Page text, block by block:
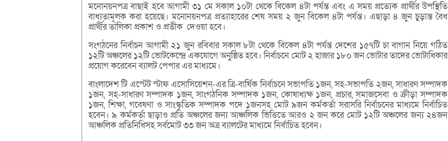
মনোনয়নপত্র বাছাই হবে আগামী ৩১ মে সকাল ১০টা থেকে বিকেল ৪টা পর্যন্ত এবং এ সময় প্রত্যেক প্রার্থীর উপস্থিতি
বাধ্যতামূলক করা হয়েছে। মনোনয়নপত্র প্রত্যাহারের শেষ সময় ২ জুন বিকেল ৪টা পর্যন্ত। এছাড়া ৪ জুন চুড়ান্ত বৈধ
প্রার্থীর তালিকা প্রকাশ ও প্রতীক দেওয়া হবে।
সংগঠনের নির্বাচন আগামী ২১ জুন রবিবার সকাল ৮টা থেকে বিকেল ৪টা পর্যন্ত দেশের ১৫৭টি চা বাগান নিয়ে গঠিত
১২টি অঞ্চলের ১২টি ভোটকেন্দ্রে একযোগে অনুষ্ঠিত হবে। নির্বাচনে মোট ২ হাজার ১৮০ জন ভোটার তাদের ভোটাধিকার
প্রয়োগ করেবেন ব্যালট পেপার এর মাধ্যমে।
বাংলাদেশ টি এস্টেট স্টাফ এসোসিয়েশন-এর ত্রি-বার্ষিক নির্বাচনে সভাপতি ১জন, সহ-সভাপতি ২জন, সাধারণ সম্পাদক
১জন, সহ-সাধারণ সম্পাদক ১জন, সাংগঠনিক সম্পাদক ১জন, কোষাধ্যক্ষ ১জন, প্রচার, সমাজসেবা ও ক্রীড়া সম্পাদক
১জন, শিক্ষা, গবেষণা ও সাংস্কৃতিক সম্পাদক পদে ১জনসহ মোট ৯জন কর্মকর্তা সরাসরি নির্বাচনের মাধ্যমে নির্বাচিত
হবেন। ৯ কর্মকর্তা ছাড়াও প্রতি অঞ্চলের জন্য আঞ্চলিক ভিত্তিতে আরও ২ জন করে মোট ১২টি অঞ্চলের জন্য ২৪জন
আঞ্চলিক প্রতিনিধিসহ সর্বমোট ৩৩ জন অত্র ব্যালটের মাধ্যমে নির্বাচিত হবেন।